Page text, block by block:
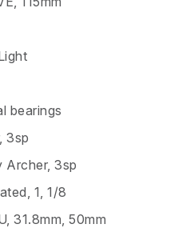
bearings
3sp
Archer, 3sp
1, 1/8
31.8mm, 50mm